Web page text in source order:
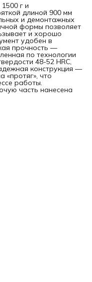
г и
длиной 900 мм
и демонтажных
формы позволяет
и хорошо
удобен в
прочность —
по технологии
48-52 HRC,
конструкция —
«протяг», что
работы.
часть нанесена